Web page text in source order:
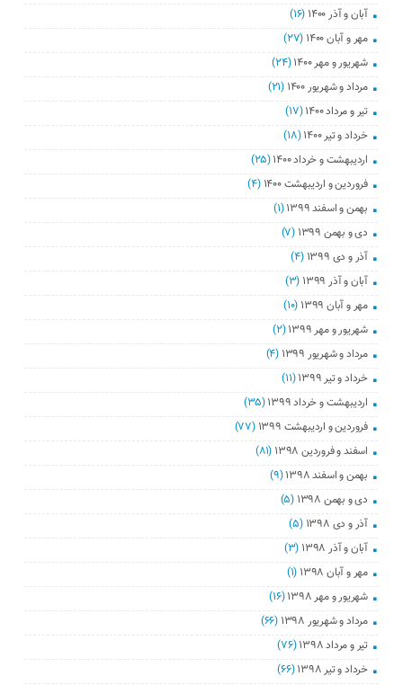
آبان و آذر ۱۴۰۰
(۱۶)
مهر و آبان ۱۴۰۰
(۲۷)
شهریور و مهر ۱۴۰۰
(۲۴)
مرداد و شهریور ۱۴۰۰
(۲۱)
تیر و مرداد ۱۴۰۰
(۱۷)
خرداد و تیر ۱۴۰۰
(۱۸)
اردیبهشت و خرداد ۱۴۰۰
(۲۵)
فروردین و اردیبهشت ۱۴۰۰
(۴)
بهمن و اسفند ۱۳۹۹
(۱)
دی و بهمن ۱۳۹۹
(۷)
آذر و دی ۱۳۹۹
(۴)
آبان و آذر ۱۳۹۹
(۳)
مهر و آبان ۱۳۹۹
(۱۰)
شهریور و مهر ۱۳۹۹
(۲)
مرداد و شهریور ۱۳۹۹
(۴)
خرداد و تیر ۱۳۹۹
(۱۱)
اردیبهشت و خرداد ۱۳۹۹
(۳۵)
فروردین و اردیبهشت ۱۳۹۹
(۷۷)
اسفند و فروردین ۱۳۹۸
(۸۱)
بهمن و اسفند ۱۳۹۸
(۹)
دی و بهمن ۱۳۹۸
(۵)
آذر و دی ۱۳۹۸
(۵)
آبان و آذر ۱۳۹۸
(۳)
مهر و آبان ۱۳۹۸
(۱)
شهریور و مهر ۱۳۹۸
(۱۶)
مرداد و شهریور ۱۳۹۸
(۶۶)
تیر و مرداد ۱۳۹۸
(۷۶)
خرداد و تیر ۱۳۹۸
(۶۶)